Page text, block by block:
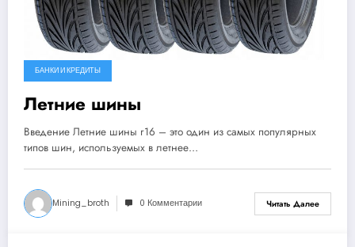
БАНКИ И КРЕДИТЫ
Летние шины
Введение Летние шины r16 – это один из самых популярных
типов шин, используемых в летнее…
Mining_broth 0 Комментарии Читать Далее